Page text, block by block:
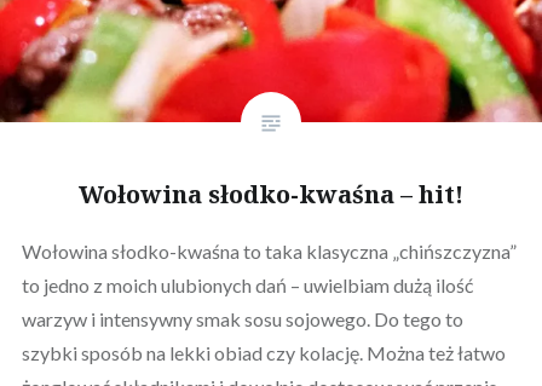
Wołowina słodko-kwaśna – hit!
Wołowina słodko-kwaśna to taka klasyczna „chińszczyzna”
to jedno z moich ulubionych dań – uwielbiam dużą ilość
warzyw i intensywny smak sosu sojowego. Do tego to
szybki sposób na lekki obiad czy kolację. Można też łatwo